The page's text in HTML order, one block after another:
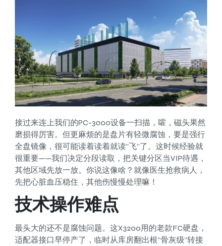
接过来连上我们的PC-3000设备一扫描，嚯，磁头果然
磨损得厉害。但更麻烦的是盘片有轻微腐蚀，要是强行
全盘镜像，很可能读着读着就读”飞”了。这时候经验就
很重要——我们决定分段读取，把关键分区当VIP待遇，
其他区域先放一放。你说这像啥？就像医生抢救病人，
先把心脏血压稳住，其他伤慢慢处理嘛！
技术操作难点
最头大的还不是腐蚀问题。这X3200用的老款FC硬盘，
适配器接口早停产了，临时从库房翻出根”骨灰级”转接